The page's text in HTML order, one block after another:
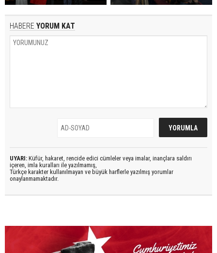
HABERE YORUM KAT
UYARI: Küfür, hakaret, rencide edici cümleler veya imalar, inançlara saldırı
içeren, imla kuralları ile yazılmamış,
Türkçe karakter kullanılmayan ve büyük harflerle yazılmış yorumlar
onaylanmamaktadır.